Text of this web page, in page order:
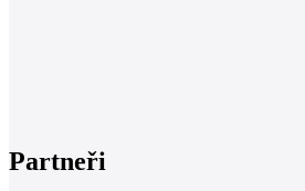
Partneři